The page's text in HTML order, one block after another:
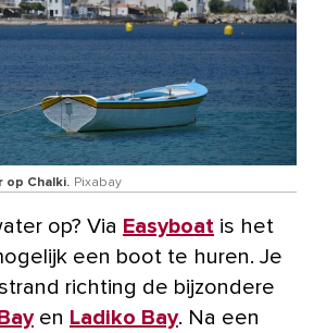
op Chalki. Pixabay
op? Via Easyboat is het
een boot te huren. Je
richting de bijzondere
en Ladiko Bay. Na een